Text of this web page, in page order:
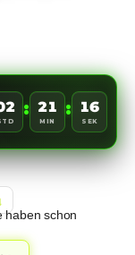
: 21
MIN
: 15
SEK
↓
haben schon